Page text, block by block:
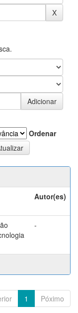
Ordenar
Autor(es)
-
1 Póximo